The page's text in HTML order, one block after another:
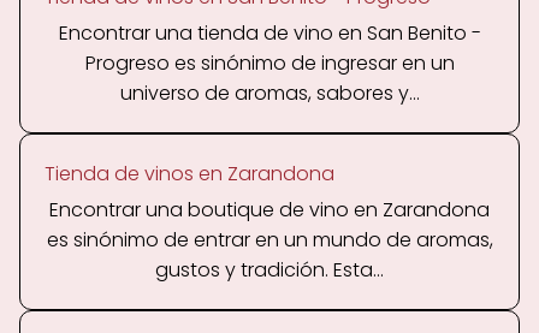
Encontrar una tienda de vino en San Benito -
Progreso es sinónimo de ingresar en un
universo de aromas, sabores y...
Tienda de vinos en Zarandona
Encontrar una boutique de vino en Zarandona
es sinónimo de entrar en un mundo de aromas,
gustos y tradición. Esta...